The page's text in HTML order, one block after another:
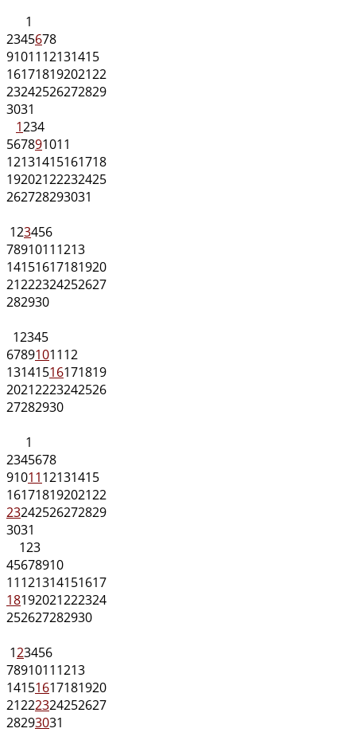
1
2345678
9101112131415
16171819202122
23242526272829
3031
1234
567891011
12131415161718
19202122232425
262728293031
123456
78910111213
14151617181920
21222324252627
282930
12345
6789101112
13141516171819
20212223242526
27282930
1
2345678
9101112131415
16171819202122
23242526272829
3031
123
45678910
11121314151617
18192021222324
252627282930
123456
78910111213
14151617181920
21222324252627
28293031